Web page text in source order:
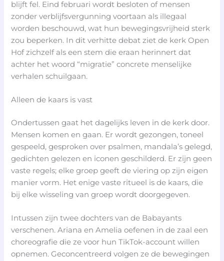
blijft fel. Eind februari wordt besloten of mensen
zonder verblijfsvergunning voortaan als illegaal
worden beschouwd, wat hun bewegingsvrijheid sterk
zou beperken. In dit verhitte debat ziet de kerk Open
Hof zichzelf als een stem die eraan herinnert dat
achter het woord “migratie” concrete menselijke
verhalen schuilgaan.
Alleen de kaars is vast
Ondertussen gaat het dagelijks leven in de kerk door.
Mensen komen en gaan. Er wordt gezongen, toneel
gespeeld, gesproken over psalmen, mandala’s gelegd,
gedichten gelezen en iconen geschilderd. Er zijn geen
vaste regels; elke groep geeft de viering op zijn eigen
manier vorm. Het enige vaste ritueel is de kaars, die
bij elke wisseling van groep wordt doorgegeven.
Intussen zijn twee dochters van de Babayants
verschenen. Ariana en Amelia oefenen in de zaal een
choreografie die ze voor hun TikTok-account willen
opnemen. Geconcentreerd volgen ze de bewegingen